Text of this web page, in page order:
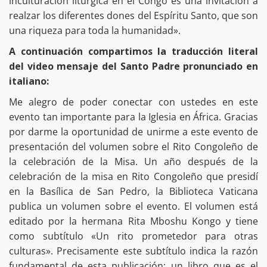
realzar los diferentes dones del Espíritu Santo, que son
una riqueza para toda la humanidad».
A continuación compartimos la traducción literal
del video mensaje del Santo Padre pronunciado en
italiano:
Me alegro de poder conectar con ustedes en este
evento tan importante para la Iglesia en África. Gracias
por darme la oportunidad de unirme a este evento de
presentación del volumen sobre el Rito Congoleño de
la celebración de la Misa. Un año después de la
celebración de la misa en Rito Congoleño que presidí
en la Basílica de San Pedro, la Biblioteca Vaticana
publica un volumen sobre el evento. El volumen está
editado por la hermana Rita Mboshu Kongo y tiene
como subtítulo «Un rito prometedor para otras
culturas». Precisamente este subtítulo indica la razón